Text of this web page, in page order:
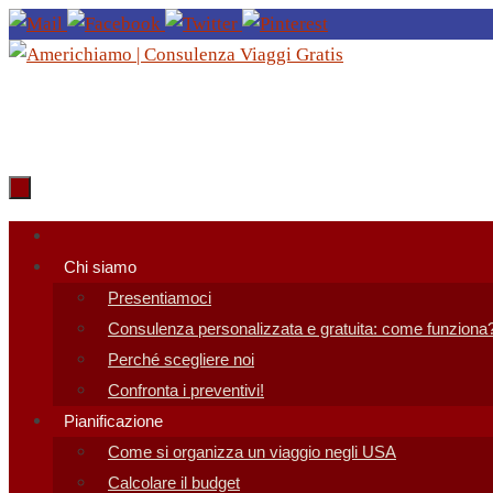
Salta
al
Salta
contenuto
Chi siamo
Presentiamoci
Consulenza personalizzata e gratuita: come
Perché scegliere noi
Confronta i preventivi!
Pianificazione
Come si organizza un viaggio negli USA
Calcolare il budget